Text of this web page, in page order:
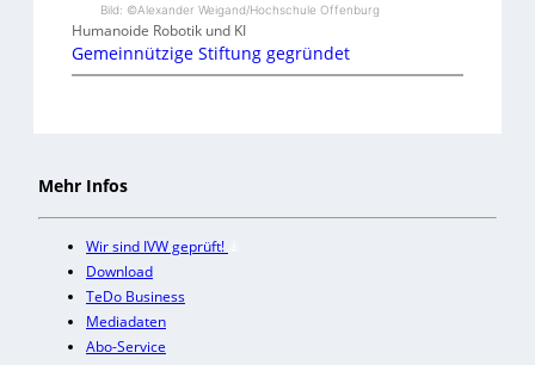
Bild: ©Alexander Weigand/Hochschule Offenburg
Humanoide Robotik und KI
Gemeinnützige Stiftung gegründet
Mehr Infos
Wir sind IVW geprüft!
Download
TeDo Business
Mediadaten
Abo-Service